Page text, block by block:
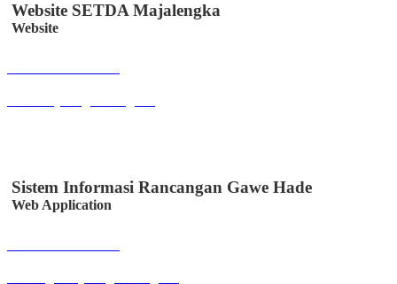
Website SETDA Majalengka
Website
Sistem Informasi Rancangan Gawe Hade
Web Application